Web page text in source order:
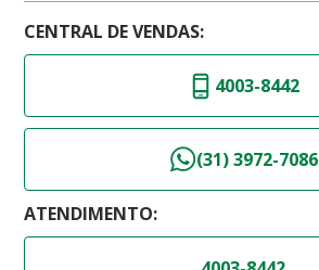
CENTRAL DE VENDAS:
4003-8442
(31) 3972-7086
ATENDIMENTO: